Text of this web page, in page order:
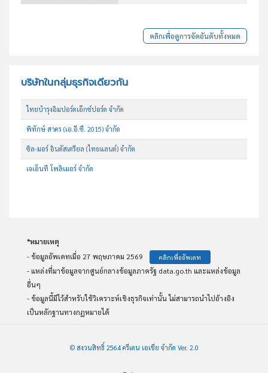
คลิกเพื่อดูการจัดอันดับทั้งหมด
บริษัทในกลุ่มธุรกิจเดียวกัน
ไทยบำรุงอิมปอร์ตเอ๊กซ์ปอร์ต จำกัด
พิทักษ์ สาคร (เอ.อี.ซี. 2015) จำกัด
ซิล-มอร์ อินดัสเตรียล (ไทยแลนด์) จำกัด
เจเอ็นที โพลิเมอร์ จำกัด
*หมายเหตุ
- ข้อมูลอัพเดทเมื่อ 27 พฤษภาคม 2569
คลิกเพื่ออัพเดท
- แหล่งที่มาข้อมูลจากศูนย์กลางข้อมูลภาครัฐ data.go.th และแหล่งข้อมูล
อื่นๆ
- ข้อมูลนี้มีไว้สำหรับใช้วิเคราะห์เชิงธุรกิจเท่านั้น ไม่สามารถนำไปอ้างอิง
เป็นหลักฐานทางกฏหมายได้
© สงวนสิทธิ์ 2564 ครีเดน เอเชีย จำกัด Ver. 2.0